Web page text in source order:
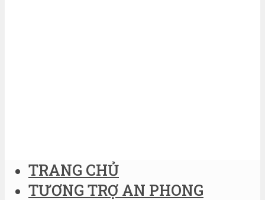
TRANG CHỦ
TƯƠNG TRỢ AN PHONG